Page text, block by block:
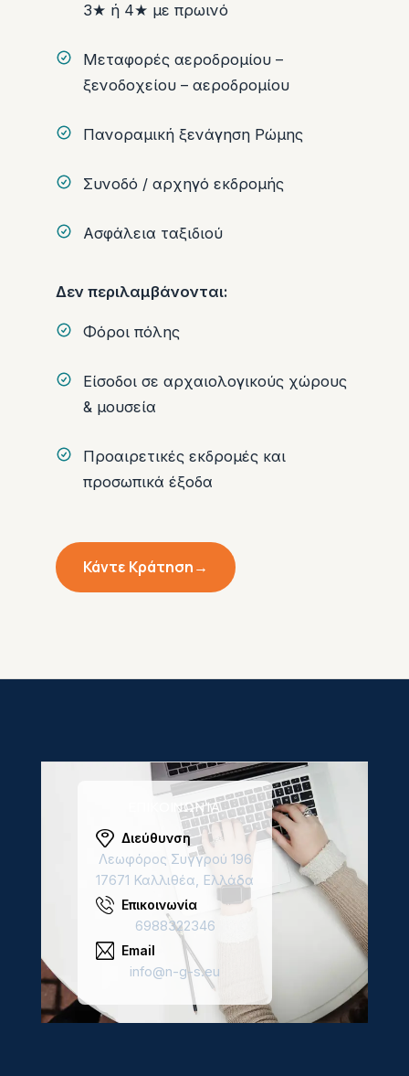
3★ ή 4★ με πρωινό
Μεταφορές αεροδρομίου –
ξενοδοχείου – αεροδρομίου
Πανοραμική ξενάγηση Ρώμης
Συνοδό / αρχηγό εκδρομής
Ασφάλεια ταξιδιού
Δεν περιλαμβάνονται:
Φόροι πόλης
Είσοδοι σε αρχαιολογικούς χώρους
& μουσεία
Προαιρετικές εκδρομές και
προσωπικά έξοδα
Κάντε Κράτηση
ΕΠΙΚΟΙΝΩΝΊΑ
Διεύθυνση
Λεωφόρος Συγγρού 196
17671 Καλλιθέα, Ελλάδα
Επικοινωνία
6988322346
Email